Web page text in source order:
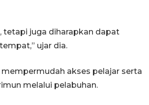
tetapi juga diharapkan dapat
ujar dia.
akses pelajar serta
melalui pelabuhan.